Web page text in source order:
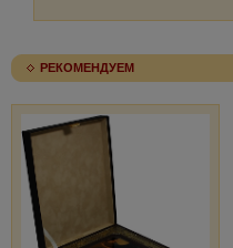
РЕКОМЕНДУЕМ